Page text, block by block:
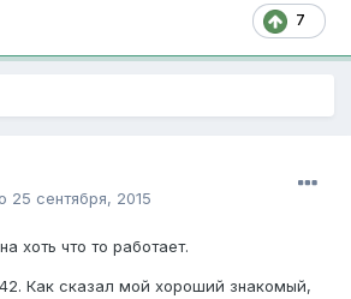
7
25 сентября, 2015
хоть что то работает.
Как сказал мой хороший знакомый,